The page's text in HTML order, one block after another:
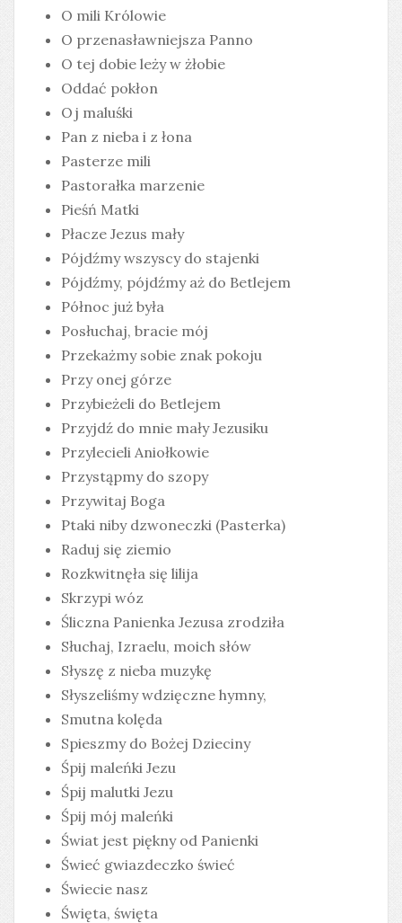
O mili Królowie
O przenasławniejsza Panno
O tej dobie leży w żłobie
Oddać pokłon
Oj maluśki
Pan z nieba i z łona
Pasterze mili
Pastorałka marzenie
Pieśń Matki
Płacze Jezus mały
Pójdźmy wszyscy do stajenki
Pójdźmy, pójdźmy aż do Betlejem
Północ już była
Posłuchaj, bracie mój
Przekażmy sobie znak pokoju
Przy onej górze
Przybieżeli do Betlejem
Przyjdź do mnie mały Jezusiku
Przylecieli Aniołkowie
Przystąpmy do szopy
Przywitaj Boga
Ptaki niby dzwoneczki (Pasterka)
Raduj się ziemio
Rozkwitnęła się lilija
Skrzypi wóz
Śliczna Panienka Jezusa zrodziła
Słuchaj, Izraelu, moich słów
Słyszę z nieba muzykę
Słyszeliśmy wdzięczne hymny,
Smutna kolęda
Spieszmy do Bożej Dzieciny
Śpij maleńki Jezu
Śpij malutki Jezu
Śpij mój maleńki
Świat jest piękny od Panienki
Świeć gwiazdeczko świeć
Świecie nasz
Święta, święta